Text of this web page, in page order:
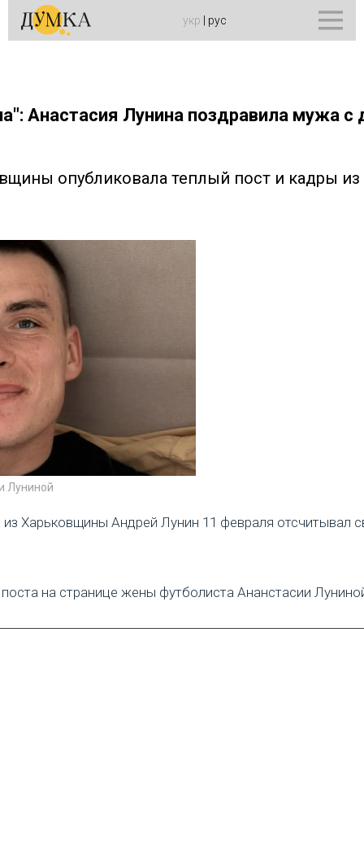
укр рус
Анастасия Лунина поздравила мужа с
опубликовала теплый пост и кадры из
Луниной
Харьковщины Андрей Лунин 11 февраля отсчитывал
на странице жены футболиста Ананстасии